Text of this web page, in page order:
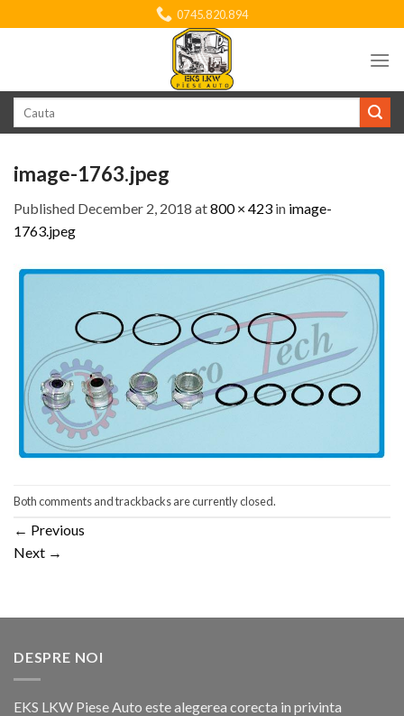
to
0745.820.894
image-1763.jpeg
Published December 2, 2018 at800 × 423 in image-
1763.jpeg
Both comments and trackbacks are currently closed.
← Previous
Next →
DESPRE NOI
EKS LKW Piese Auto este alegerea corecta in privinta